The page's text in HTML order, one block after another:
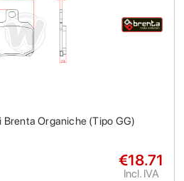
Brenta Organiche (Tipo GG)
€18.71
Incl. IVA